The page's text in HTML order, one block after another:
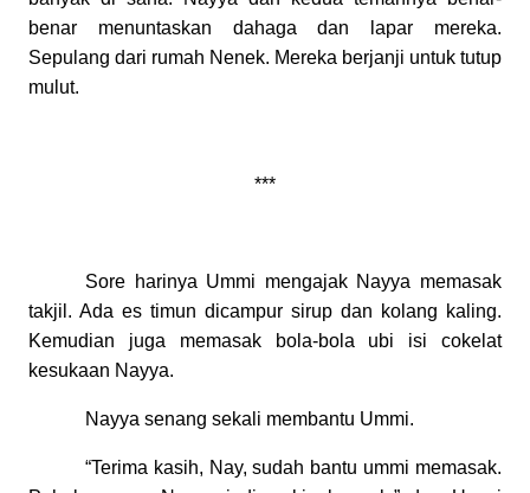
benar menuntaskan dahaga dan lapar mereka.
Sepulang dari rumah Nenek. Mereka berjanji untuk tutup
mulut.
***
Sore harinya Ummi mengajak Nayya memasak
takjil. Ada es timun dicampur sirup dan kolang kaling.
Kemudian juga memasak bola-bola ubi isi cokelat
kesukaan Nayya.
Nayya senang sekali membantu Ummi.
“Terima kasih, Nay, sudah bantu ummi memasak.